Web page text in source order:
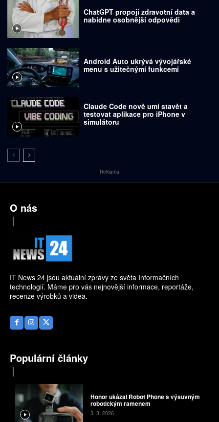
ChatGPT propojí zdravotní data a
nabídne osobnější odpovědi
Android Auto ukrývá vývojářské
menu s užitečnými funkcemi
Claude Code nově umí stavět a
testovat aplikace pro iPhone v
simulátoru
Reklama
O nás
IT News 24 jsou aktuální zprávy ze světa Informačních
technologií. Máme pro vás nejnovější informace, reportáže,
recenze výrobků a videa.
Populární články
Honor ukázal Robot Phone s výsuvným
robotickým ramenem
3. 3. 2026